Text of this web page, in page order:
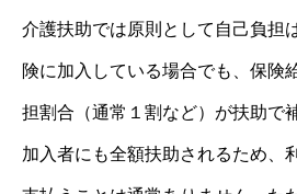
介護扶助では原則として自己負担
険に加入している場合でも、保険
担割合（通常１割など）が扶助で
加入者にも全額扶助されるため、